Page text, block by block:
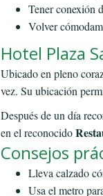
Tener conexión
Volver
Hotel Plaza
Ubicado en pleno
vez. Su ubicación
Después de un día
en el reconocido
Consejos
Lleva calzado
Usa el metro